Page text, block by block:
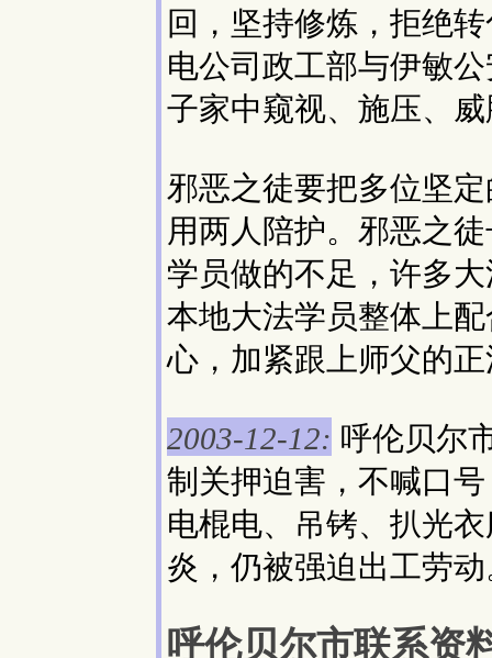
回，坚持修炼，拒绝
电公司政工部与伊敏
子家中窥视、施压、
邪恶之徒要把多位坚
用两人陪护。邪恶之
学员做的不足，许多
本地大法学员整体上
心，加紧跟上师父的
2003-12-12: 呼伦贝尔
制关押迫害，不喊口
电棍电、吊铐、扒光
炎，仍被强迫出工劳
呼伦贝尔市联系资